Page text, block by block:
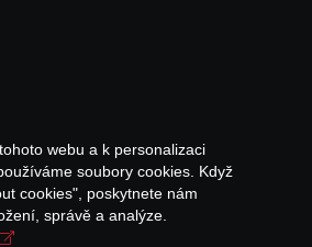
webu a k personalizaci
soubory cookies. Když
cookies", poskytnete nám
správě a analýze.